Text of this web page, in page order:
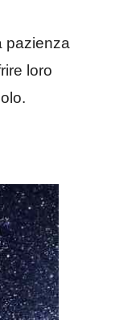
pazienza
loro